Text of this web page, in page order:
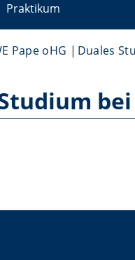
Praktikum
Pape oHG Duales
bei